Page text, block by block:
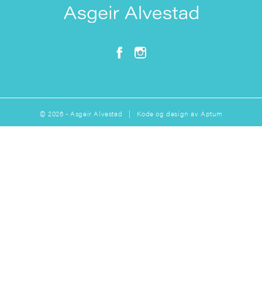
© 2026 - Asgeir Alvestad | Kode og design avAptum